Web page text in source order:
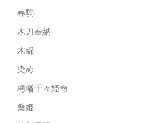
春駒
木刀奉納
木綿
染め
栲幡千々姫命
桑姫